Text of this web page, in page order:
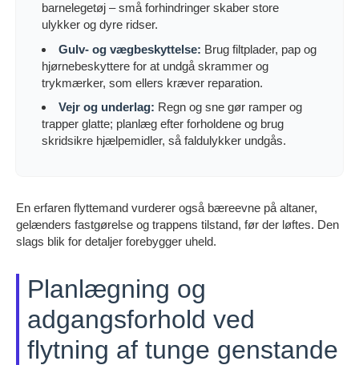
barnelegetøj – små forhindringer skaber store
ulykker og dyre ridser.
Gulv- og vægbeskyttelse: Brug filtplader, pap og
hjørnebeskyttere for at undgå skrammer og
trykmærker, som ellers kræver reparation.
Vejr og underlag: Regn og sne gør ramper og
trapper glatte; planlæg efter forholdene og brug
skridsikre hjælpemidler, så faldulykker undgås.
En erfaren flyttemand vurderer også bæreevne på altaner,
gelænders fastgørelse og trappens tilstand, før der løftes. Den
slags blik for detaljer forebygger uheld.
Planlægning og
adgangsforhold ved
flytning af tunge genstande